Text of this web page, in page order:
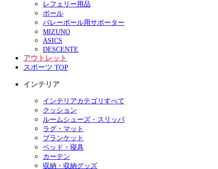
レフェリー用品
ボール
バレーボール用サポーター
MIZUNO
ASICS
DESCENTE
アウトレット
スポーツ TOP
インテリア
インテリアカテゴリすべて
クッション
ルームシューズ・スリッパ
ラグ・マット
ブランケット
ベッド・寝具
カーテン
収納・収納グッズ